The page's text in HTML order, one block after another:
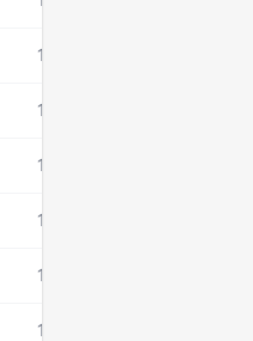
15 mars 2026
15 mars 2026
15 mars 2026
15 mars 2026
15 mars 2026
15 mars 2026